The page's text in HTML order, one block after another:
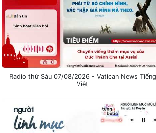
Radio thứ Sáu 07/08/2026 - Vatican News Tiếng
Việt